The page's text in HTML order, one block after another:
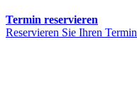
Termin reservieren
Reservieren Sie Ihren